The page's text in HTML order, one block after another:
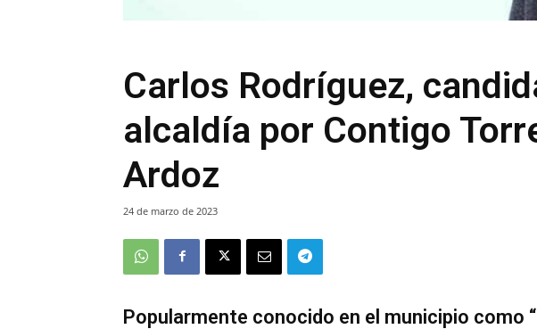
Carlos Rodríguez,
alcaldía por Contigo
Ardoz
24 de marzo de 2023
Popularmente conocido en el municipio como